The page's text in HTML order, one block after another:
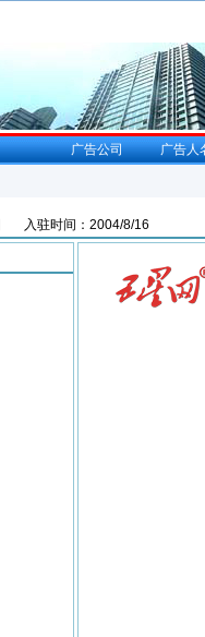
广告公司 广告人
入驻时间：2004/8/16